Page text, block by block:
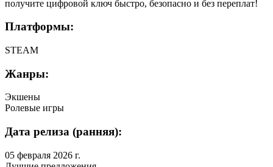
получите цифровой ключ быстро, безопасно и без переплат!
Платформы:
STEAM
Жанры:
Экшены
Ролевые игры
Дата релиза (ранняя):
05 февраля 2026 г.